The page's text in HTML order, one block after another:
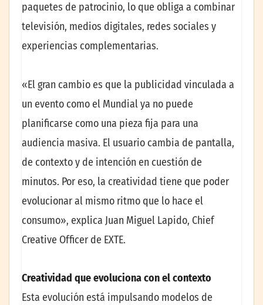
paquetes de patrocinio, lo que obliga a combinar
televisión, medios digitales, redes sociales y
experiencias complementarias.
«El gran cambio es que la publicidad vinculada a
un evento como el Mundial ya no puede
planificarse como una pieza fija para una
audiencia masiva. El usuario cambia de pantalla,
de contexto y de intención en cuestión de
minutos. Por eso, la creatividad tiene que poder
evolucionar al mismo ritmo que lo hace el
consumo», explica Juan Miguel Lapido, Chief
Creative Officer de EXTE.
Creatividad que evoluciona con el contexto
Esta evolución está impulsando modelos de